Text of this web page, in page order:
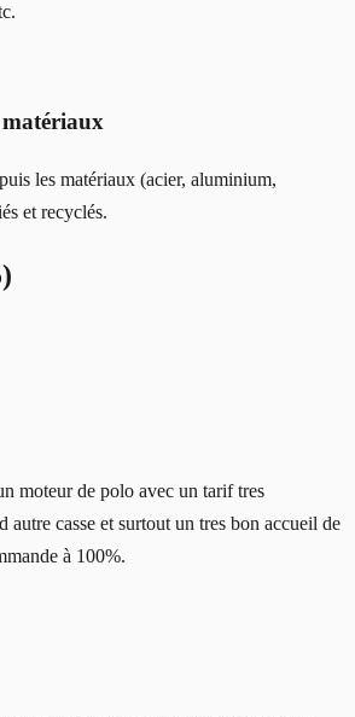
les matériaux (acier, aluminium,
et recyclés.
)
moteur de polo avec un tarif tres
autre casse et surtout un tres bon accueil de
à 100%.